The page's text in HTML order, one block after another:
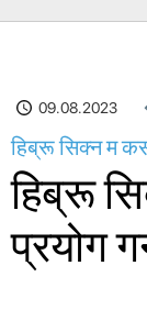
09.08.2023
हिब्रू सिक्न म
हिब्रू
प्रयोग